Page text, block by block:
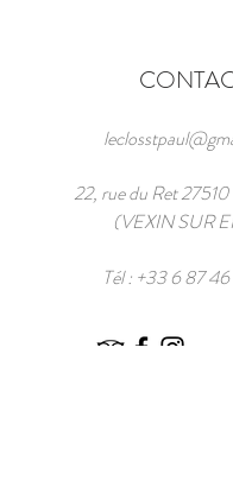
22, rue du Ret
(VEXIN SUR
Tél : +33 6 87